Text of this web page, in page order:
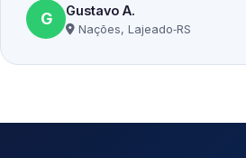
G Gustavo A.
Nações, Lajeado‑RS